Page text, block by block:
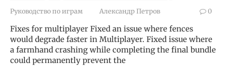
Руководство по играм Александр Петров 0
Fixes for multiplayer Fixed an issue where fences
would degrade faster in Multiplayer. Fixed issue where
a farmhand crashing while completing the final bundle
could permanently prevent the